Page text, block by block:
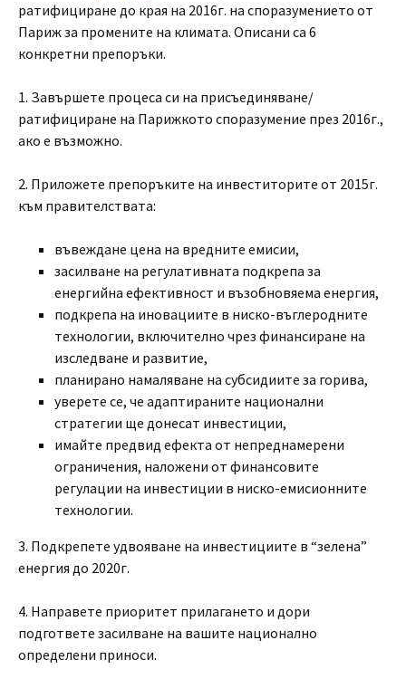
ратифициране до края на 2016г. на споразумението от
Париж за промените на климата. Описани са 6
конкретни препоръки.
1. Завършете процеса си на присъединяване/
ратифициране на Парижкото споразумение през 2016г.,
ако е възможно.
2. Приложете препоръките на инвеститорите от 2015г.
към правителствата:
въвеждане цена на вредните емисии,
засилване на регулативната подкрепа за
енергийна ефективност и възобновяема енергия,
подкрепа на иновациите в ниско-въглеродните
технологии, включително чрез финансиране на
изследване и развитие,
планирано намаляване на субсидиите за горива,
уверете се, че адаптираните национални
стратегии ще донесат инвестиции,
имайте предвид ефекта от непреднамерени
ограничения, наложени от финансовите
регулации на инвестиции в ниско-емисионните
технологии.
3. Подкрепете удвояване на инвестициите в “зелена”
енергия до 2020г.
4. Направете приоритет прилагането и дори
подгответе засилване на вашите национално
определени приноси.